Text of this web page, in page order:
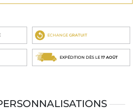
ECHANGE GRATUIT
EXPÉDITION DÈS LE 17 AOÛT